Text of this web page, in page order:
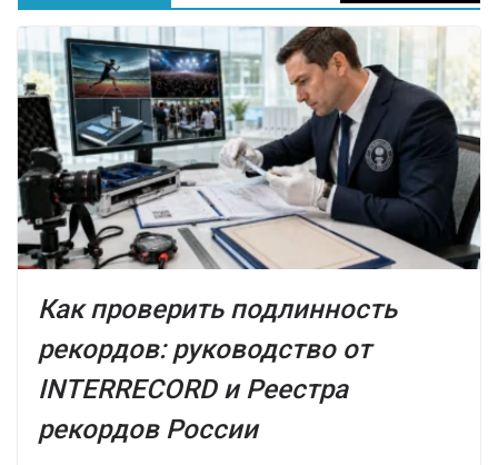
Как проверить подлинность
рекордов: руководство от
INTERRECORD и Реестра
рекордов России